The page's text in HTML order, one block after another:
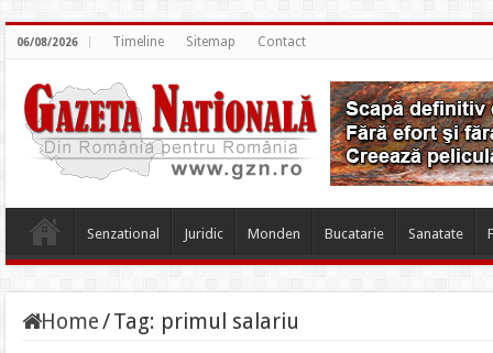
06/08/2026 Timeline Sitemap Contact
Senzational Juridic Monden Bucatarie Sanatate
Home/Tag: primul salariu